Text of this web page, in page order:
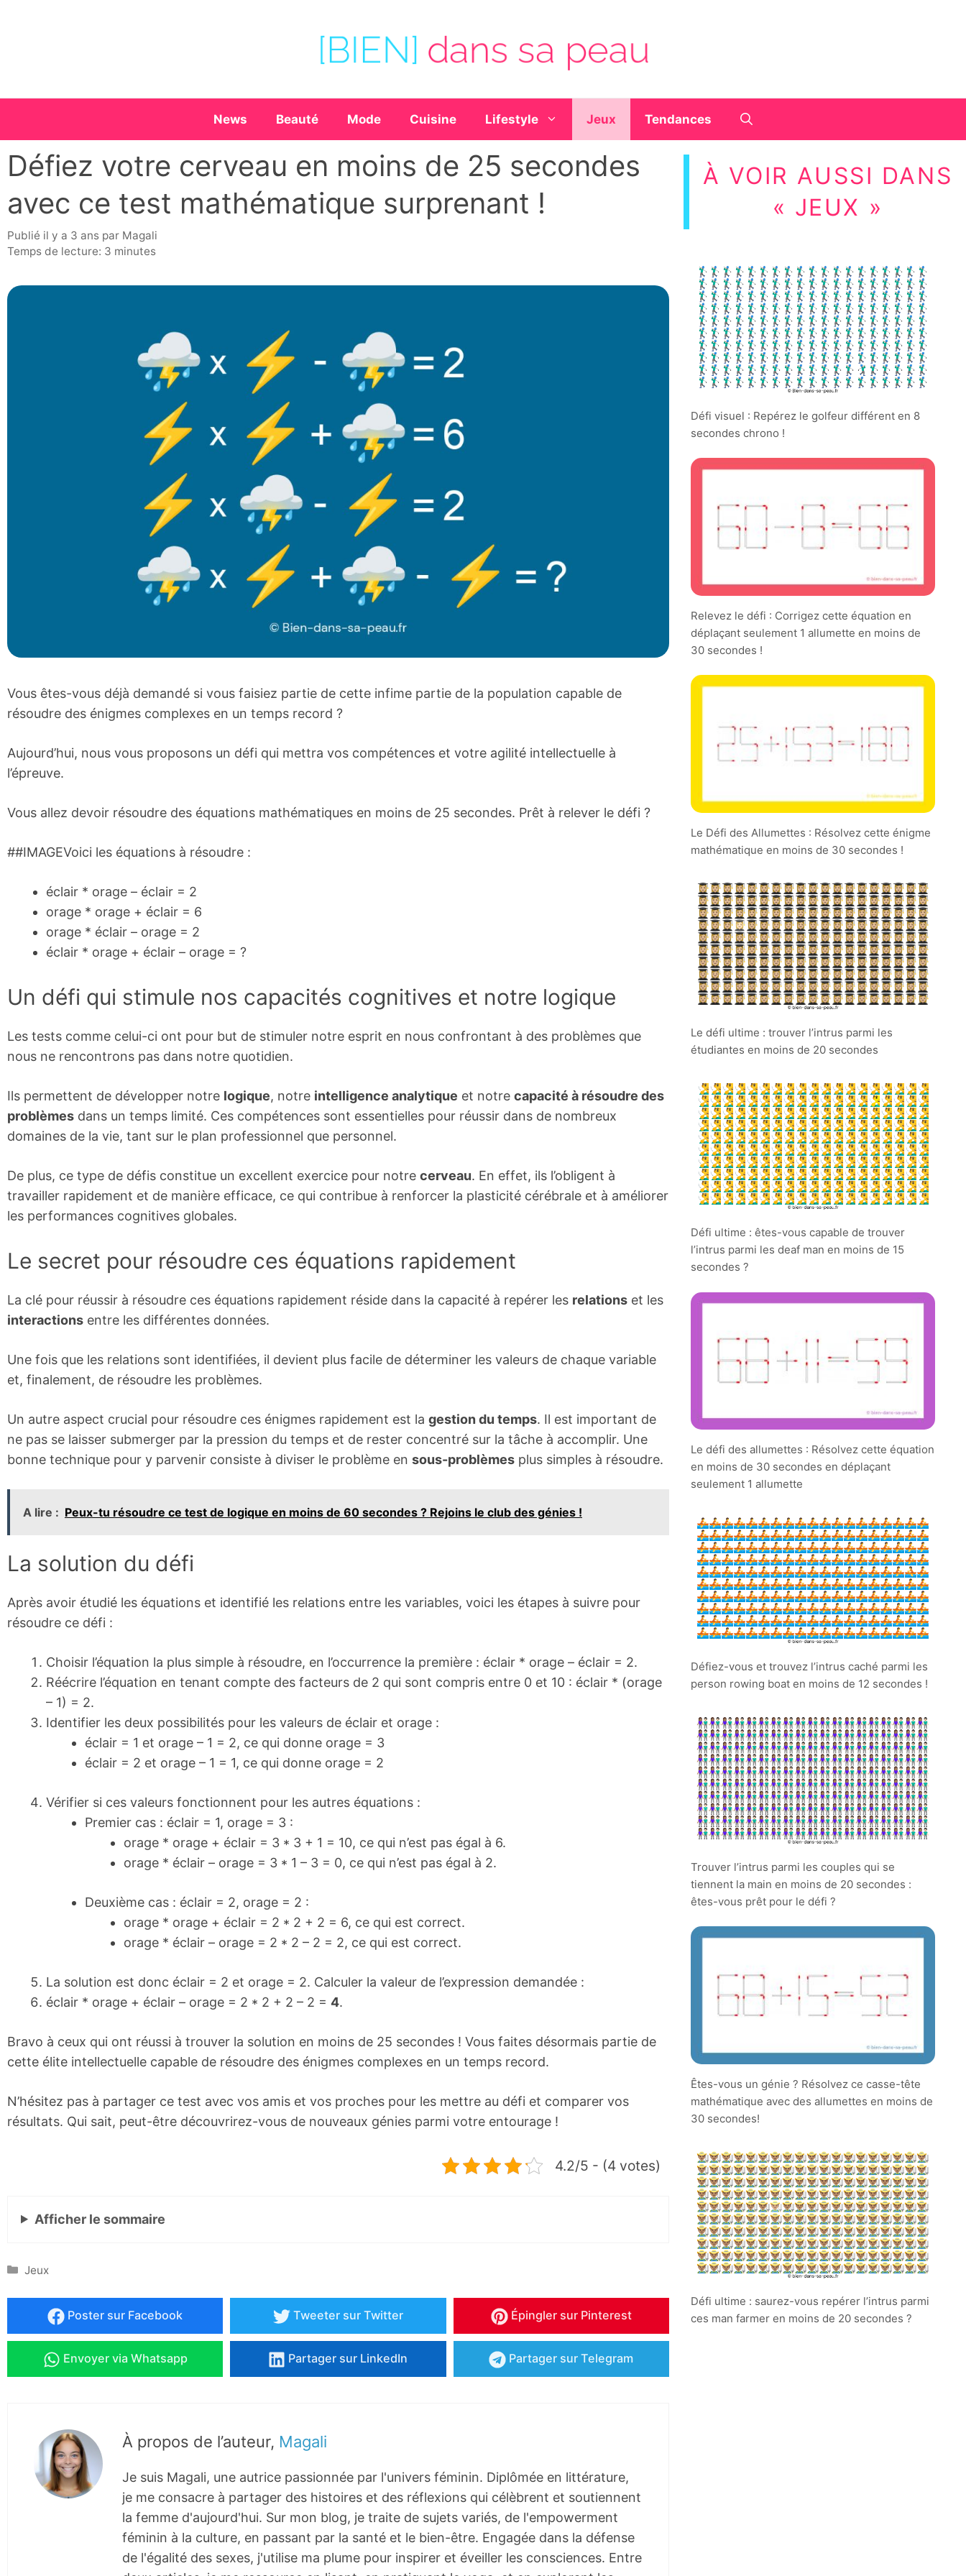
News Beauté Mode Cuisine Lifestyle Jeux Tendances
Défiez votre cerveau en moins de 25 secondes
avec ce test mathématique surprenant !
publié il y a 3 ans par Magali
Temps de lecture: 3 minutes
Vous êtes-vous déjà demandé si vous faisiez partie de cette infime partie de la population capable de
résoudre des énigmes complexes en un temps record ?
Aujourd’hui, nous vous proposons un défi qui mettra vos compétences et votre agilité intellectuelle à
l’épreuve.
Vous allez devoir résoudre des équations mathématiques en moins de 25 secondes. Prêt à relever le défi ?
##IMAGEVoici les équations à résoudre :
éclair * orage – éclair = 2
orage * orage + éclair = 6
orage * éclair – orage = 2
éclair * orage + éclair – orage = ?
Un défi qui stimule nos capacités cognitives et notre logique
Les tests comme celui-ci ont pour but de stimuler notre esprit en nous confrontant à des problèmes que
nous ne rencontrons pas dans notre quotidien.
Ils permettent de développer notre logique, notre intelligence analytique et notre capacité à résoudre des
problèmes dans un temps limité. Ces compétences sont essentielles pour réussir dans de nombreux
domaines de la vie, tant sur le plan professionnel que personnel.
De plus, ce type de défis constitue un excellent exercice pour notre cerveau. En effet, ils l’obligent à
travailler rapidement et de manière efficace, ce qui contribue à renforcer la plasticité cérébrale et à améliorer
les performances cognitives globales.
Le secret pour résoudre ces équations rapidement
La clé pour réussir à résoudre ces équations rapidement réside dans la capacité à repérer les relations et les
interactions entre les différentes données.
Une fois que les relations sont identifiées, il devient plus facile de déterminer les valeurs de chaque variable
et, finalement, de résoudre les problèmes.
Un autre aspect crucial pour résoudre ces énigmes rapidement est la gestion du temps. Il est important de
ne pas se laisser submerger par la pression du temps et de rester concentré sur la tâche à accomplir. Une
bonne technique pour y parvenir consiste à diviser le problème en sous-problèmes plus simples à résoudre.
A lire : Peux-tu résoudre ce test de logique en moins de 60 secondes ? Rejoins le club des génies !
La solution du défi
Après avoir étudié les équations et identifié les relations entre les variables, voici les étapes à suivre pour
résoudre ce défi :
Choisir l’équation la plus simple à résoudre, en l’occurrence la première : éclair * orage – éclair = 2.
Réécrire l’équation en tenant compte des facteurs de 2 qui sont compris entre 0 et 10 : éclair * (orage
– 1) = 2.
Identifier les deux possibilités pour les valeurs de éclair et orage :
éclair = 1 et orage – 1 = 2, ce qui donne orage = 3
éclair = 2 et orage – 1 = 1, ce qui donne orage = 2
Vérifier si ces valeurs fonctionnent pour les autres équations :
Premier cas : éclair = 1, orage = 3 :
orage * orage + éclair = 3 * 3 + 1 = 10, ce qui n’est pas égal à 6.
orage * éclair – orage = 3 * 1 – 3 = 0, ce qui n’est pas égal à 2.
Deuxième cas : éclair = 2, orage = 2 :
orage * orage + éclair = 2 * 2 + 2 = 6, ce qui est correct.
orage * éclair – orage = 2 * 2 – 2 = 2, ce qui est correct.
La solution est donc éclair = 2 et orage = 2. Calculer la valeur de l’expression demandée :
éclair * orage + éclair – orage = 2 * 2 + 2 – 2 = 4.
Bravo à ceux qui ont réussi à trouver la solution en moins de 25 secondes ! Vous faites désormais partie de
cette élite intellectuelle capable de résoudre des énigmes complexes en un temps record.
N’hésitez pas à partager ce test avec vos amis et vos proches pour les mettre au défi et comparer vos
résultats. Qui sait, peut-être découvrirez-vous de nouveaux génies parmi votre entourage !
4.2/5 - (4 votes)
Afficher le sommaire
Catégories
Jeux
Poster sur Facebook Tweetersur Twitter Épinglersur Pinterest
Envoyervia Whatsapp Partager sur LinkedIn Partager sur Telegram
À propos de l’auteur, Magali
Je suis Magali, une autrice passionnée par l'univers féminin. Diplômée en littérature,
je me consacre à partager des histoires et des réflexions qui célèbrent et soutiennent
la femme d'aujourd'hui. Sur mon blog, je traite de sujets variés, de l'empowerment
féminin à la culture, en passant par la santé et le bien-être. Engagée dans la défense
de l'égalité des sexes, j'utilise ma plume pour inspirer et éveiller les consciences. Entre
À VOIR AUSSI DANS
« JEUX »
Défi visuel : Repérez le golfeur différent en 8
secondes chrono !
Relevez le défi : Corrigez cette équation en
déplaçant seulement 1 allumette en moins de
30 secondes !
Le Défi des Allumettes : Résolvez cette énigme
mathématique en moins de 30 secondes !
Le défi ultime : trouver l’intrus parmi les
étudiantes en moins de 20 secondes
Défi ultime : êtes-vous capable de trouver
l’intrus parmi les deaf man en moins de 15
secondes ?
Le défi des allumettes : Résolvez cette équation
en moins de 30 secondes en déplaçant
seulement 1 allumette
Défiez-vous et trouvez l’intrus caché parmi les
person rowing boat en moins de 12 secondes !
Trouver l’intrus parmi les couples qui se
tiennent la main en moins de 20 secondes :
êtes-vous prêt pour le défi ?
Êtes-vous un génie ? Résolvez ce casse-tête
mathématique avec des allumettes en moins de
30 secondes!
Défi ultime : saurez-vous repérer l’intrus parmi
ces man farmer en moins de 20 secondes ?